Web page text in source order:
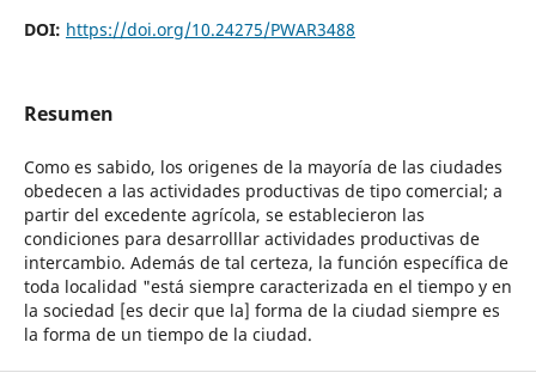
DOI: https://doi.org/10.24275/PWAR3488
Resumen
Como es sabido, los origenes de la mayoría de las ciudades
obedecen a las actividades productivas de tipo comercial; a
partir del excedente agrícola, se establecieron las
condiciones para desarrolllar actividades productivas de
intercambio. Además de tal certeza, la función específica de
toda localidad "está siempre caracterizada en el tiempo y en
la sociedad [es decir que la] forma de la ciudad siempre es
la forma de un tiempo de la ciudad.